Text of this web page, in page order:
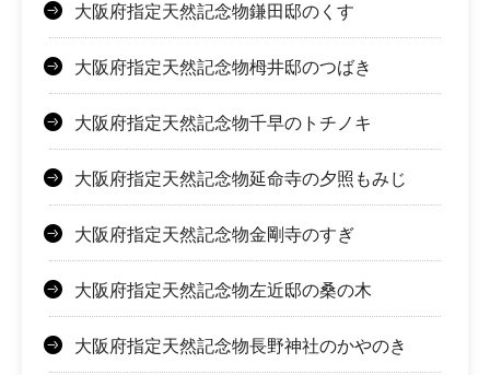
大阪府指定天然記念物鎌田邸のくす
大阪府指定天然記念物栂井邸のつばき
大阪府指定天然記念物千早のトチノキ
大阪府指定天然記念物延命寺の夕照もみじ
大阪府指定天然記念物金剛寺のすぎ
大阪府指定天然記念物左近邸の桑の木
大阪府指定天然記念物長野神社のかやのき